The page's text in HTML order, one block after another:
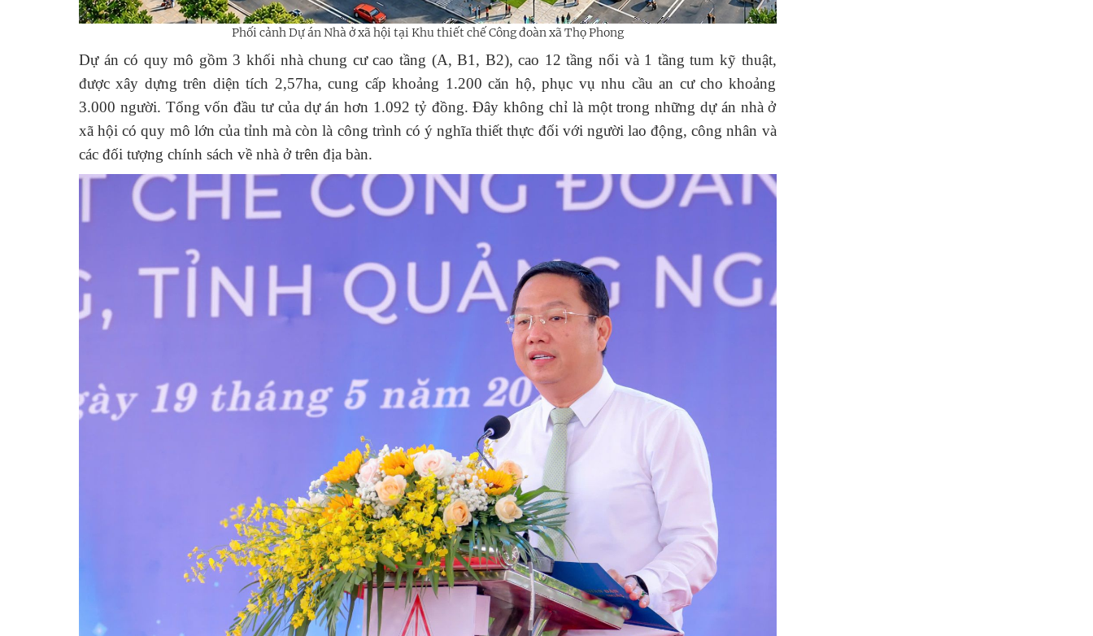
Phối cảnh Dự ánNhà ở xã hội tại Khu thiết chế Công đoàn xã Thọ Phong
Dự án có quy mô gồm 3 khối nhà chung cư cao tầng (A, B1, B2), cao 12 tầng nổi và 1 tầng tum kỹ thuật,
được xây dựng trên diện tích 2,57ha, cung cấp khoảng 1.200 căn hộ, phục vụ nhu cầu an cư cho khoảng
3.000 người. Tổng vốn đầu tư của dự án hơn 1.092 tỷ đồng. Đây không chỉ là một trong những dự án nhà ở
xã hội có quy mô lớn của tỉnh mà còn là công trình có ý nghĩa thiết thực đối với người lao động, công nhân và
các đối tượng chính sách về nhà ở trên địa bàn.